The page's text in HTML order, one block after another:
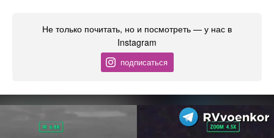
Не только почитать, но и посмотреть — у нас в
Instagram
подписаться